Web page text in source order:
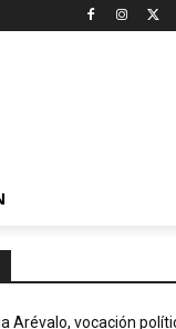
Arévalo, vocación